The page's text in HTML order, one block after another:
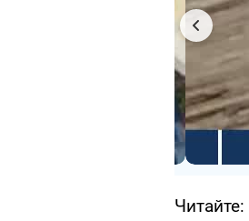
Читайте: